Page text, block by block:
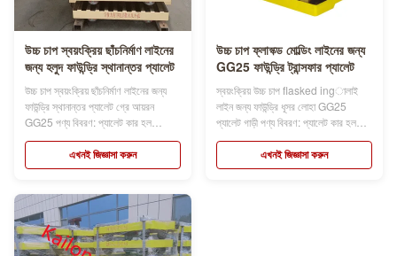
উচ্চ চাপ স্বয়ংক্রিয় ছাঁচনির্মাণ লাইনের
জন্য হলুদ ফাউন্ড্রি স্থানান্তর প্যালেট
উচ্চ চাপ স্বয়ংক্রিয় ছাঁচনির্মাণ লাইনের জন্য
ফাউন্ড্রি স্থানান্তর প্যালেট গ্রে আয়রন
GG25 পণ্য বিবরণ: প্যালেট কার হল
ফাউন্ড্রিতে ব্যবহৃত একটি হাতিয়ার।যখন
ছাঁচনির্মাণ মেশিন কাজ করে, প্যালেট গাড়ির
চারটি চাকা থাকে, যা ছাঁচ বক্স পরিবহন চালায়,
উপাদান থেকে তৈরি করা ...
এখনই জিজ্ঞাসা করুন
উচ্চ চাপ ফ্লাস্ক্ড মোল্ডিং লাইনের জন্য
GG25 ফাউন্ড্রি ট্রান্সফার প্যালেট
স্বয়ংক্রিয় উচ্চ চাপ flasked ingালাই
লাইন জন্য ফাউন্ড্রি ধূসর লোহা GG25
প্যালেট গাড়ী পণ্য বিবরণ: প্যালেট কার হল
ফাউন্ড্রিতে ব্যবহৃত একটি হাতিয়ার।যখন
ছাঁচনির্মাণ মেশিন কাজ করে, প্যালেট গাড়ির
চারটি চাকা থাকে, যা ছাঁচ বক্স পরিবহন চালায়,
এখনই জিজ্ঞাসা করুন